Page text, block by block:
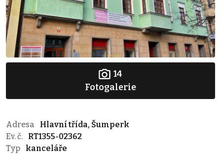
14
Fotogalerie
Adresa
Hlavní třída, Šumperk
Ev. č.
RT1355-02362
Typ
kanceláře